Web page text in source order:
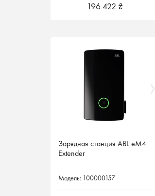
196 422 ₴
196 422 ₴
Зарядная станция ABL eM4
Extender
Модель: 100000157
Зарядная станция ABL eM4
Extender
Модель: 100000157